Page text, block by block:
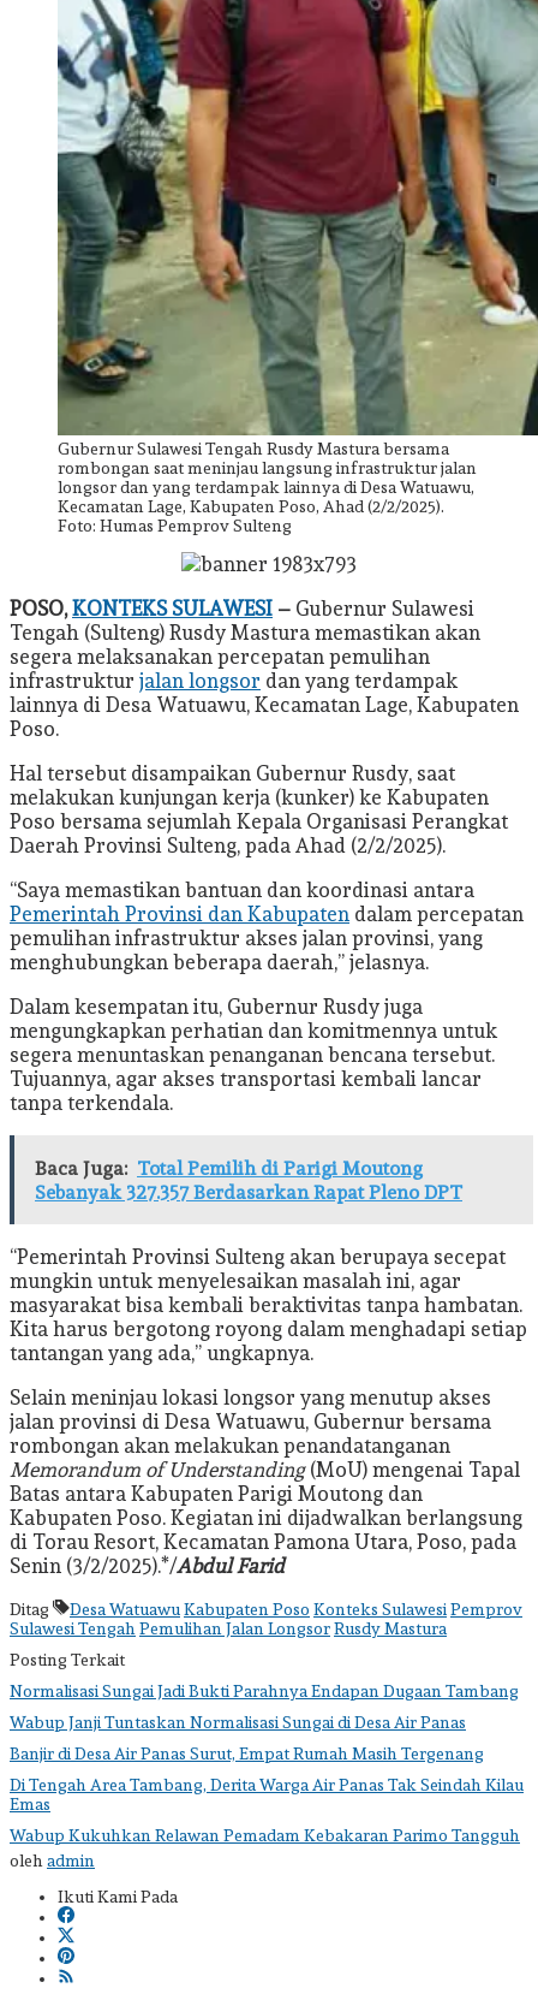
Gubernur Sulawesi Tengah Rusdy Mastura bersama
rombongan saat meninjau langsung infrastruktur jalan
longsor dan yang terdampak lainnya di Desa Watuawu,
Kecamatan Lage, Kabupaten Poso, Ahad (2/2/2025).
Foto: Humas Pemprov Sulteng
POSO,KONTEKS SULAWESI – Gubernur Sulawesi
Tengah (Sulteng) Rusdy Mastura memastikan akan
segera melaksanakan percepatan pemulihan
infrastruktur jalan longsor dan yang terdampak
lainnya di Desa Watuawu, Kecamatan Lage, Kabupaten
Poso.
Hal tersebut disampaikan Gubernur Rusdy, saat
melakukan kunjungan kerja (kunker) ke Kabupaten
Poso bersama sejumlah Kepala Organisasi Perangkat
Daerah Provinsi Sulteng, pada Ahad (2/2/2025).
“Saya memastikan bantuan dan koordinasi antara
Pemerintah Provinsi dan Kabupaten dalam percepatan
pemulihan infrastruktur akses jalan provinsi, yang
menghubungkan beberapa daerah,” jelasnya.
Dalam kesempatan itu, Gubernur Rusdy juga
mengungkapkan perhatian dan komitmennya untuk
segera menuntaskan penanganan bencana tersebut.
Tujuannya, agar akses transportasi kembali lancar
tanpa terkendala.
Baca Juga: Total Pemilih di Parigi Moutong
Sebanyak 327.357 Berdasarkan Rapat Pleno DPT
“Pemerintah Provinsi Sulteng akan berupaya secepat
mungkin untuk menyelesaikan masalah ini, agar
masyarakat bisa kembali beraktivitas tanpa hambatan.
Kita harus bergotong royong dalam menghadapi setiap
tantangan yang ada,” ungkapnya.
Selain meninjau lokasi longsor yang menutup akses
jalan provinsi di Desa Watuawu, Gubernur bersama
rombongan akan melakukan penandatanganan
Memorandum of Understanding(MoU) mengenai Tapal
Batas antara Kabupaten Parigi Moutong dan
Kabupaten Poso. Kegiatan ini dijadwalkan berlangsung
di Torau Resort, Kecamatan Pamona Utara, Poso, pada
Senin (3/2/2025).*/Abdul Farid
Ditag Desa WatuawuKabupaten Poso Konteks Sulawesi Pemprov
Sulawesi Tengah Pemulihan Jalan LongsorRusdy Mastura
Posting Terkait
Normalisasi Sungai Jadi Bukti Parahnya Endapan Dugaan Tambang
Wabup Janji Tuntaskan Normalisasi Sungai di Desa Air Panas
Banjir di Desa Air Panas Surut, Empat Rumah Masih Tergenang
Di Tengah Area Tambang, Derita Warga Air Panas Tak Seindah Kilau
Emas
Wabup Kukuhkan Relawan Pemadam Kebakaran Parimo Tangguh
oleh admin
Ikuti Kami Pada